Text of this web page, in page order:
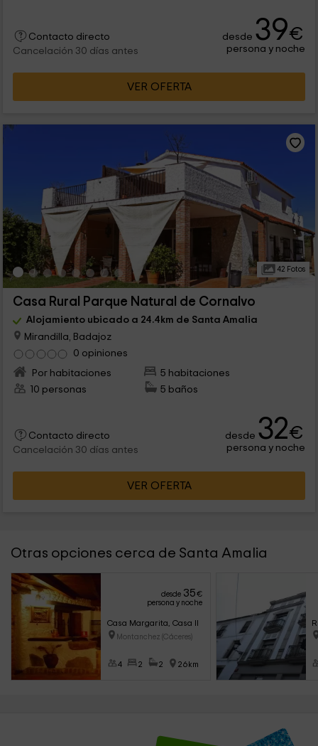
Contacto directo
Cancelación 30 días antes
desde 39€
persona y noche
VER OFERTA
42 Fotos
Casa Rural Parque Natural de Cornalvo
Alojamiento ubicado a 24.4km de Santa Amalia
Mirandilla, Badajoz
0 opiniones
Por habitaciones
5 habitaciones
10 personas
5 baños
Contacto directo
Cancelación 30 días antes
desde 32€
persona y noche
VER OFERTA
Otras opciones cerca de Santa Amalia
desde 35€
persona y noche
Casa Margarita, Casa II
Montanchez (Cáceres)
4 2 2 26km